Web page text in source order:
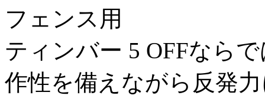
フェンス用
ティンバー 5 OFFなら
作性を備えながら反発